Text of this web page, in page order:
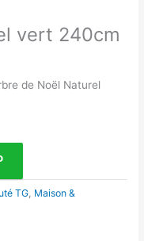
vert 240cm
de Noël Naturel
TG, Maison &